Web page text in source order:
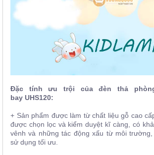
Đặc tính ưu trội của đèn thả
bay UHS120:
+ Sản phẩm được làm từ chất liệu gỗ cao
được chọn lọc và kiểm duyệt kĩ càng, có
vênh và những tác động xấu từ môi
sử dụng tối ưu.